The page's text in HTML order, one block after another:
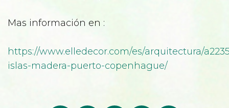
Mas información en :
https://www.elledecor.com/es/arquitectura/
islas-madera-puerto-copenhague/